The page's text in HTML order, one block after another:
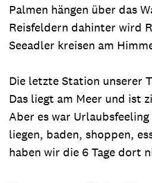
Palmen hängen über das
Reisfeldern dahinter wird
Seeadler kreisen am
Die letzte Station unserer
Das liegt am Meer und ist
Aber es war
liegen, baden, shoppen,
haben wir die 6 Tage dort